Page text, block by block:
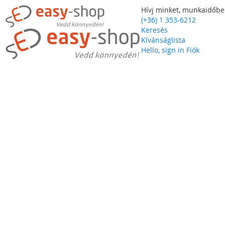
Hívj minket,
(+36) 1 353-6212
Keresés
Kívánságlista
Hello, sign in Fiók